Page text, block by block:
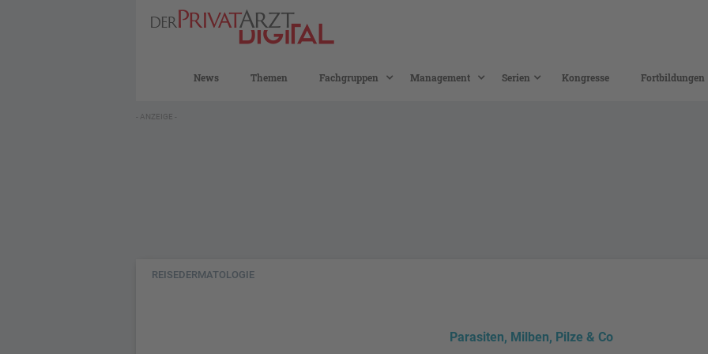
News Themen Fachgruppen Management Serien Kongresse Fortbildungen
- ANZEIGE -
REISEDERMATOLOGIE
Parasiten, Milben, Pilze & Co